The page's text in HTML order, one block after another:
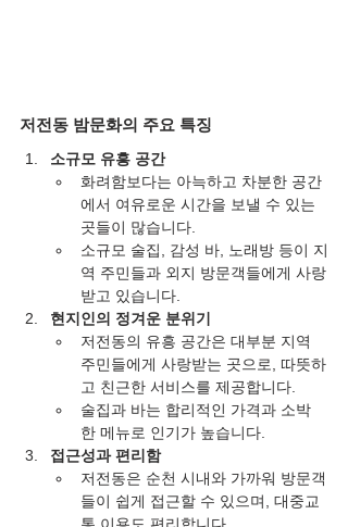
저전동 밤문화의 주요 특징
소규모 유흥 공간
화려함보다는 아늑하고 차분한 공간
에서 여유로운 시간을 보낼 수 있는
곳들이 많습니다.
소규모 술집, 감성 바, 노래방 등이 지
역 주민들과 외지 방문객들에게 사랑
받고 있습니다.
현지인의 정겨운 분위기
저전동의 유흥 공간은 대부분 지역
주민들에게 사랑받는 곳으로, 따뜻하
고 친근한 서비스를 제공합니다.
술집과 바는 합리적인 가격과 소박
한 메뉴로 인기가 높습니다.
접근성과 편리함
저전동은 순천 시내와 가까워 방문객
들이 쉽게 접근할 수 있으며, 대중교